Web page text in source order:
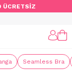
ÜCRETSİZ
Seamless Bra